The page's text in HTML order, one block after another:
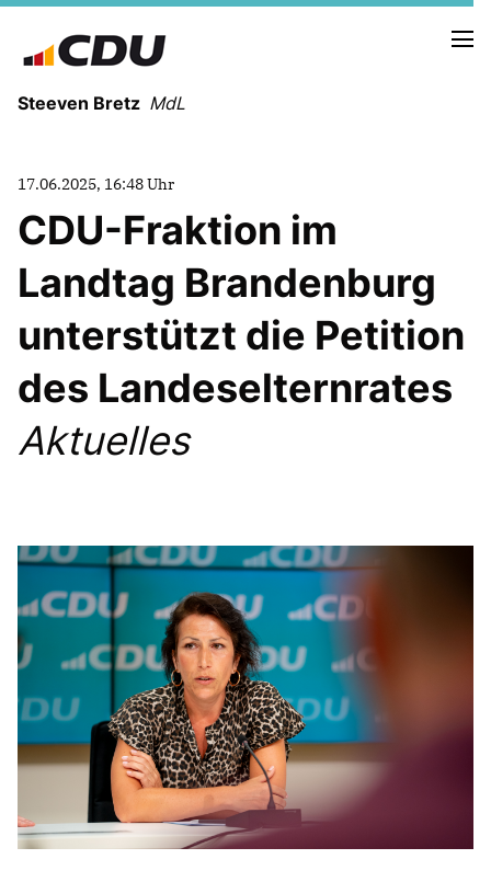
Steeven Bretz MdL
VITA
WAHLKREISBESUCHE
PRESSEFOTOS
MEIN BÜRGERBÜRO
CDU Deutschland
CDU Fraktion im Brandenburger Landtag
CDU Brandenburg
CDU Potsdam
17.06.2025, 16:48 Uhr
CDU-Fraktion im
Landtag Brandenburg
unterstützt die Petition
des Landeselternrates
Aktuelles